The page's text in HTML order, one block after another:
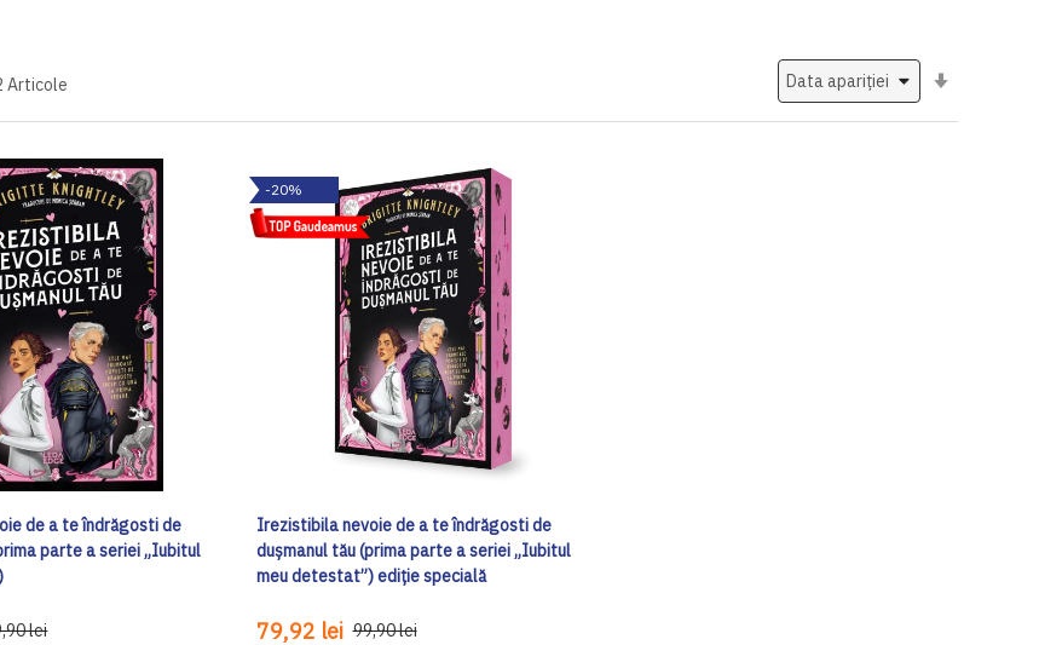
Articole
de a te îndrăgosti de
parte a seriei „Iubitul
lei
-20%
Irezistibila nevoie de a te îndrăgosti de
dușmanul tău (prima parte a seriei „Iubitul
meu detestat”) ediţie specială
79,92 lei 99,90 lei